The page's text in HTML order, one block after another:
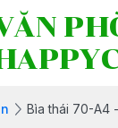
Bìa thái 70-A4